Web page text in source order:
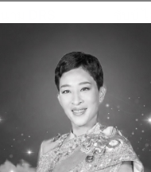
ต
าน
ป็นมิตร
ชับบ์
เปิด
ครอบคลุ
ทรัพ